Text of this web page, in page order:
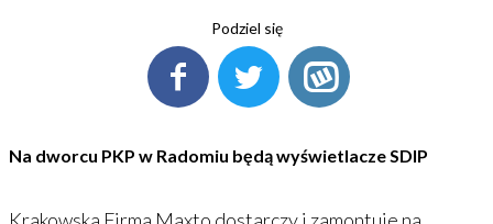
Podziel się
Na dworcu PKP w Radomiu będą wyświetlacze SDIP